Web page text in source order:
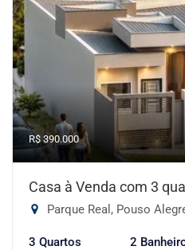
R$ 390.000
Casa à Venda com 3
Parque Real, Pouso
3 Quartos 2